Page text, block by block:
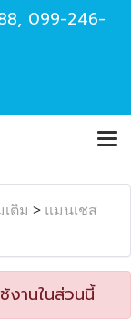
, 099-246-
ติม > แมนเชส
งานในส่วนนี้